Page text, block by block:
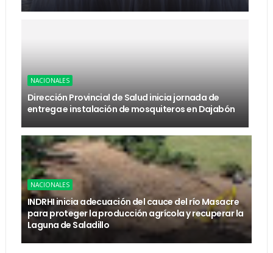
NACIONALES
Dirección Provincial de Salud inicia jornada de
entrega e instalación de mosquiteros en Dajabón
NACIONALES
INDRHI inicia adecuación del cauce del río Masacre
para proteger la producción agrícola y recuperar la
Laguna de Saladillo